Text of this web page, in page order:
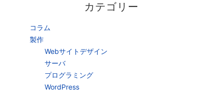
カテゴリー
コラム
製作
Webサイトデザイン
サーバ
プログラミング
WordPress